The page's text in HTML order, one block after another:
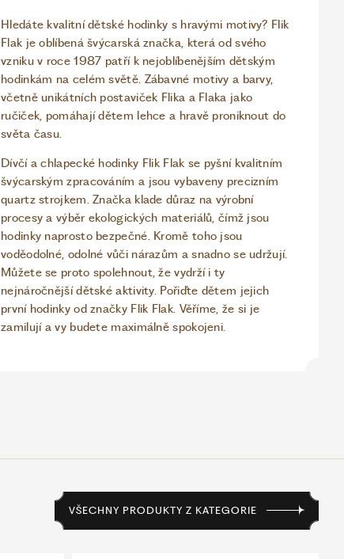
Hledáte kvalitní dětské hodinky s hravými motivy? Flik
Flak je oblíbená švýcarská značka, která od svého
vzniku v roce 1987 patří k nejoblíbenějším dětským
hodinkám na celém světě. Zábavné motivy a barvy,
včetně unikátních postaviček Flika a Flaka jako
ručiček, pomáhají dětem lehce a hravě proniknout do
světa času.
Dívčí a chlapecké hodinky Flik Flak se pyšní kvalitním
švýcarským zpracováním a jsou vybaveny precizním
quartz strojkem. Značka klade důraz na výrobní
procesy a výběr ekologických materiálů, čímž jsou
hodinky naprosto bezpečné. Kromě toho jsou
voděodolné, odolné vůči nárazům a snadno se udržují.
Můžete se proto spolehnout, že vydrží i ty
nejnáročnější dětské aktivity. Pořiďte dětem jejich
první hodinky od značky Flik Flak. Věříme, že si je
zamilují a vy budete maximálně spokojeni.
VŠECHNY PRODUKTY Z KATEGORIE